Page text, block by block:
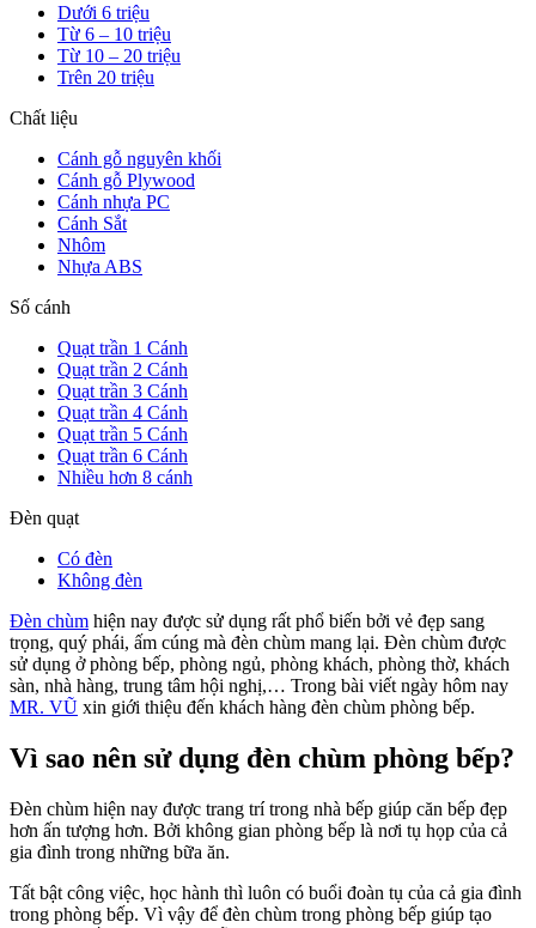
Dưới 6 triệu
Từ 6 – 10 triệu
Từ 10 – 20 triệu
Trên 20 triệu
Chất liệu
Cánh gỗ nguyên khối
Cánh gỗ Plywood
Cánh nhựa PC
Cánh Sắt
Nhôm
Nhựa ABS
Số cánh
Quạt trần 1 Cánh
Quạt trần 2 Cánh
Quạt trần 3 Cánh
Quạt trần 4 Cánh
Quạt trần 5 Cánh
Quạt trần 6 Cánh
Nhiều hơn 8 cánh
Đèn quạt
Có đèn
Không đèn
Đèn chùm hiện nay được sử dụng rất phổ biến bởi vẻ đẹp sang
trọng, quý phái, ấm cúng mà đèn chùm mang lại. Đèn chùm được
sử dụng ở phòng bếp, phòng ngủ, phòng khách, phòng thờ, khách
sàn, nhà hàng, trung tâm hội nghị,… Trong bài viết ngày hôm nay
MR. VŨ xin giới thiệu đến khách hàng đèn chùm phòng bếp.
Vì sao nên sử dụng đèn chùm phòng bếp?
Đèn chùm hiện nay được trang trí trong nhà bếp giúp căn bếp đẹp
hơn ấn tượng hơn. Bởi không gian phòng bếp là nơi tụ họp của cả
gia đình trong những bữa ăn.
Tất bật công việc, học hành thì luôn có buổi đoàn tụ của cả gia đình
trong phòng bếp. Vì vậy để đèn chùm trong phòng bếp giúp tạo